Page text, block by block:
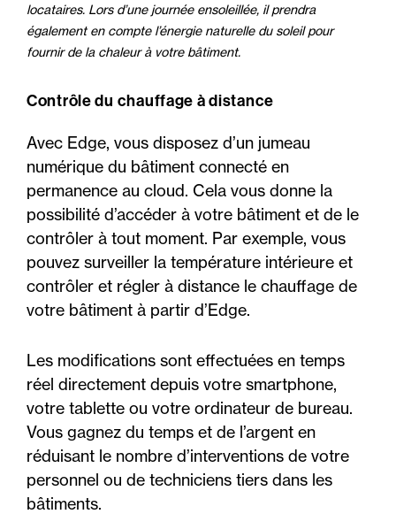
locataires. Lors d’une journée ensoleillée, il prendra
également en compte l’énergie naturelle du soleil pour
fournir de la chaleur à votre bâtiment.
Contrôle du chauffage à distance
Avec Edge, vous disposez d’un jumeau
numérique du bâtiment connecté en
permanence au cloud. Cela vous donne la
possibilité d’accéder à votre bâtiment et de le
contrôler à tout moment. Par exemple, vous
pouvez surveiller la température intérieure et
contrôler et régler à distance le chauffage de
votre bâtiment à partir d’Edge.
Les modifications sont effectuées en temps
réel directement depuis votre smartphone,
votre tablette ou votre ordinateur de bureau.
Vous gagnez du temps et de l’argent en
réduisant le nombre d’interventions de votre
personnel ou de techniciens tiers dans les
bâtiments.